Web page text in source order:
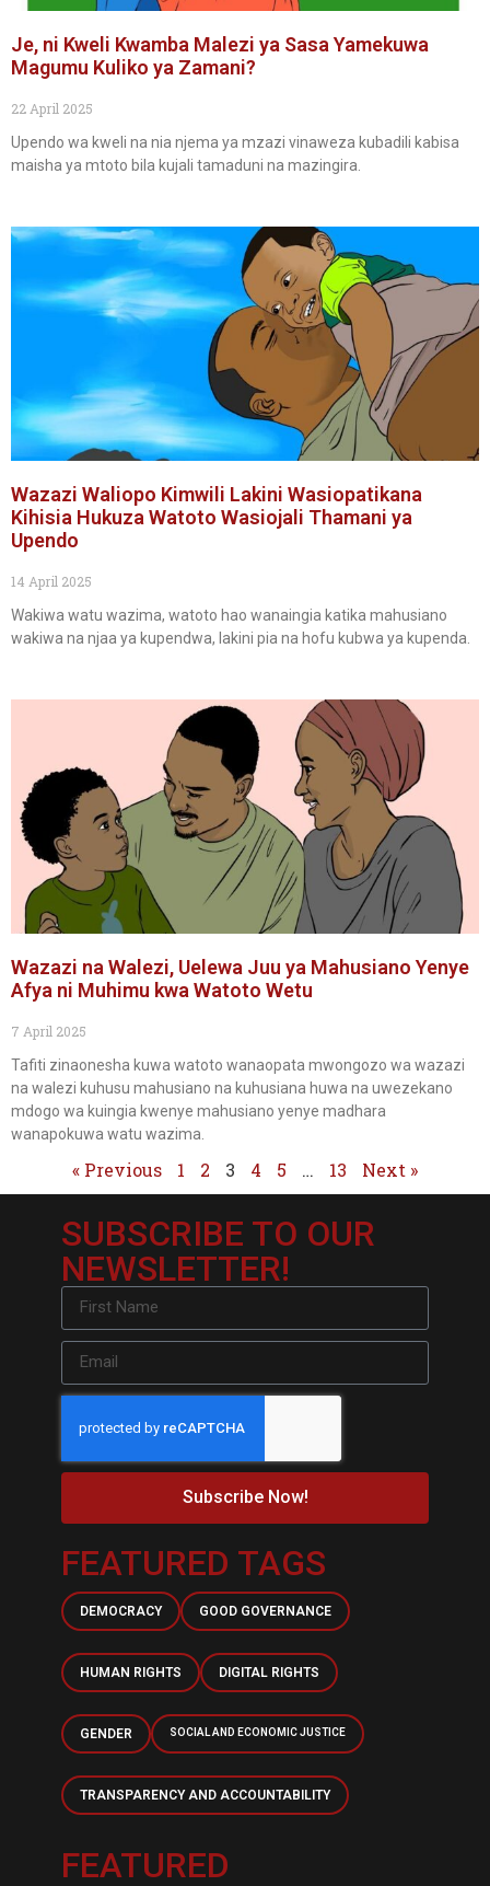
Je, ni Kweli Kwamba Malezi ya Sasa Yamekuwa
Magumu Kuliko ya Zamani?
22 April 2025
Upendo wa kweli na nia njema ya mzazi vinaweza kubadili kabisa
maisha ya mtoto bila kujali tamaduni na mazingira.
Wazazi Waliopo Kimwili Lakini Wasiopatikana
Kihisia Hukuza Watoto Wasiojali Thamani ya
Upendo
14 April 2025
Wakiwa watu wazima, watoto hao wanaingia katika mahusiano
wakiwa na njaa ya kupendwa, lakini pia na hofu kubwa ya kupenda.
Wazazi na Walezi, Uelewa Juu ya Mahusiano Yenye
Afya ni Muhimu kwa Watoto Wetu
7 April 2025
Tafiti zinaonesha kuwa watoto wanaopata mwongozo wa wazazi
na walezi kuhusu mahusiano na kuhusiana huwa na uwezekano
mdogo wa kuingia kwenye mahusiano yenye madhara
wanapokuwa watu wazima.
« Previous 1 2 3 4 5 … 13 Next »
SUBSCRIBE TO OUR
NEWSLETTER!
Subscribe Now!
FEATURED TAGS
DEMOCRACY GOOD GOVERNANCE
HUMAN RIGHTS DIGITAL RIGHTS
GENDER SOCIAL AND ECONOMIC JUSTICE
TRANSPARENCY AND ACCOUNTABILITY
FEATURED